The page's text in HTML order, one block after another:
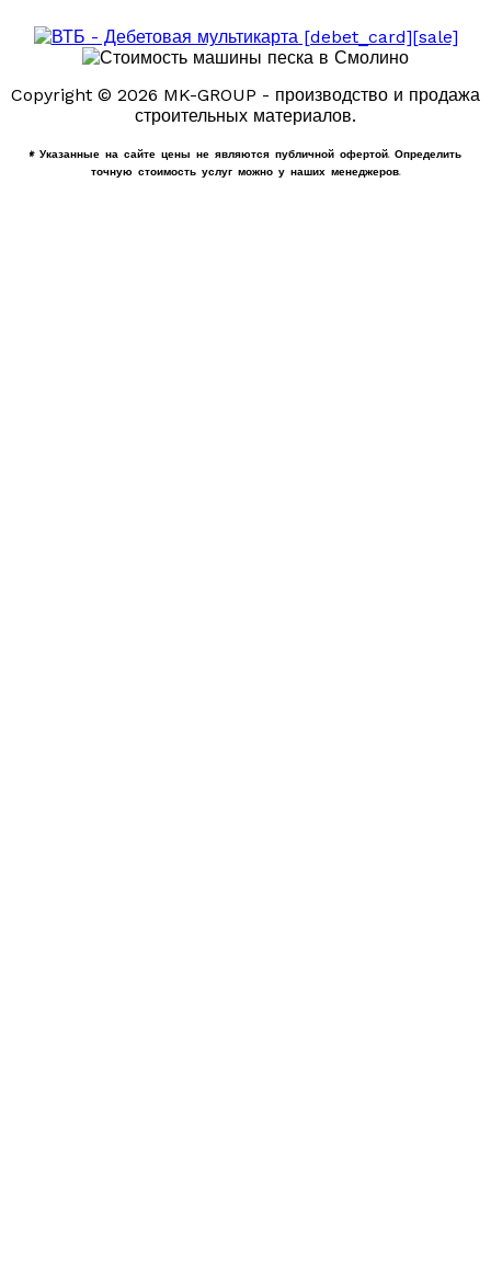
Copyright © 2026 MK-GROUP - производство и продажа
строительных материалов.
* Указанные на сайте цены не являются публичной офертой. Определить
точную стоимость услуг можно у наших менеджеров.